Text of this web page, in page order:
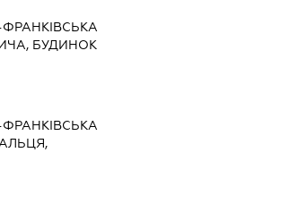
ФРАНКІВСЬКА
БУДИНОК
ФРАНКІВСЬКА